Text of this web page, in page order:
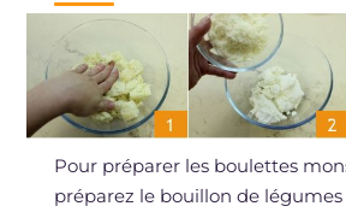
Pour préparer les boulettes
préparez le bouillon de légumes